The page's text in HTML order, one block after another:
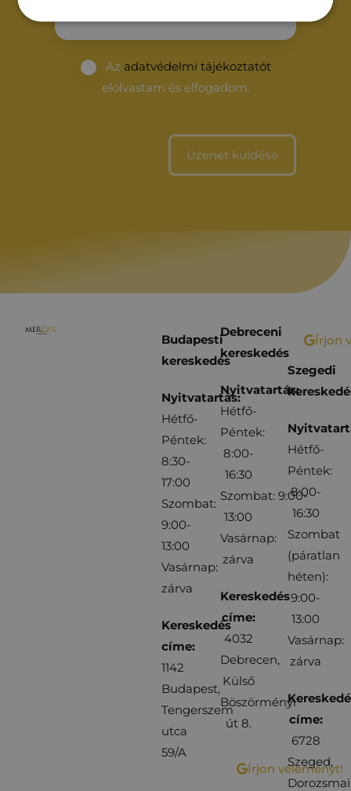
Az adatvédelmi tájékoztatót
elolvastam és elfogadom.
Budapesti
kereskedés
Nyitvatartás:
Hétfő-
Péntek:
8:30-
17:00
Szombat:
9:00-
13:00
Vasárnap:
zárva
Kereskedés
címe:
1142
Budapest,
Tengerszem
utca
59/A
Debreceni
kereskedés
Nyitvatartás:
Hétfő-
Péntek:
8:00-
16:30
Szombat: 9:00-
13:00
Vasárnap:
zárva
Kereskedés
címe:
4032
Debrecen,
Külső
Böszörményi
út 8.
Írjon véleményt!
Írjon
Szegedi
Hétfő-
Péntek:
8:00-
16:30
Szombat
(páratlan
héten):
9:00-
13:00
Vasárnap:
zárva
címe:
6728
Szeged,
Dorozsmai